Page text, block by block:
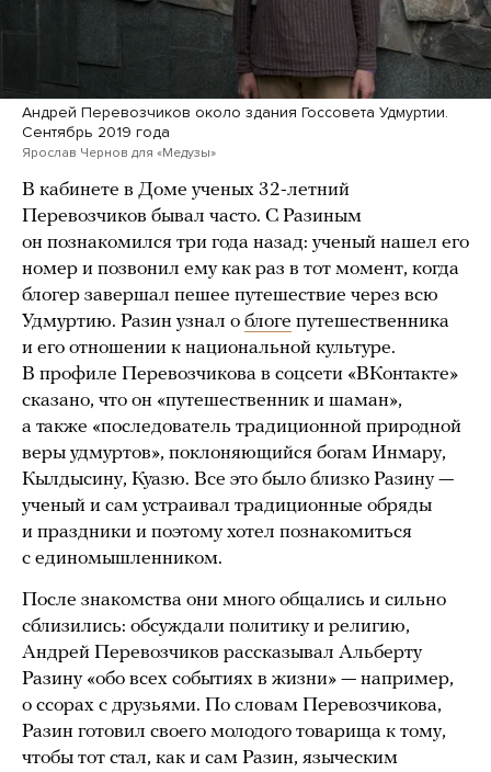
Андрей Перевозчиков около здания Госсовета Удмуртии.
Сентябрь 2019 года
Ярослав Чернов для «Медузы»
В кабинете в Доме ученых 32-летний
Перевозчиков бывал часто. С Разиным
он познакомился три года назад: ученый нашел его
номер и позвонил ему как раз в тот момент, когда
блогер завершал пешее путешествие через всю
Удмуртию. Разин узнал о блоге путешественника
и его отношении к национальной культуре.
В профиле Перевозчикова в соцсети «ВКонтакте»
сказано, что он «путешественник и шаман»,
а также «последователь традиционной природной
веры удмуртов», поклоняющийся богам Инмару,
Кылдысину, Куазю. Все это было близко Разину —
ученый и сам устраивал традиционные обряды
и праздники и поэтому хотел познакомиться
с единомышленником.
После знакомства они много общались и сильно
сблизились: обсуждали политику и религию,
Андрей Перевозчиков рассказывал Альберту
Разину «обо всех событиях в жизни» — например,
о ссорах с друзьями. По словам Перевозчикова,
Разин готовил своего молодого товарища к тому,
чтобы тот стал, как и сам Разин, языческим